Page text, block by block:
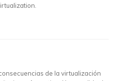
de la virtualización